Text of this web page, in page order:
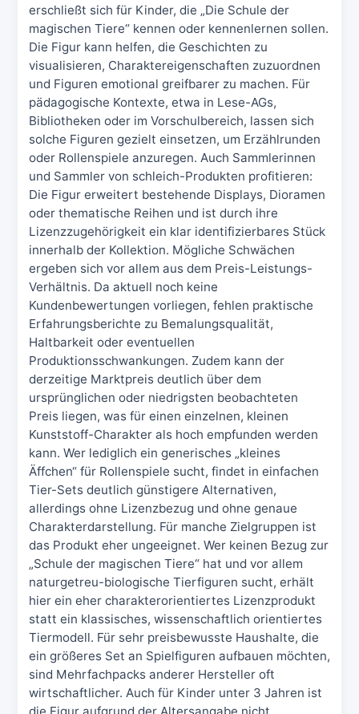
erschließt sich für Kinder, die „Die Schule der
magischen Tiere“ kennen oder kennenlernen sollen.
Die Figur kann helfen, die Geschichten zu
visualisieren, Charaktereigenschaften zuzuordnen
und Figuren emotional greifbarer zu machen. Für
pädagogische Kontexte, etwa in Lese-AGs,
Bibliotheken oder im Vorschulbereich, lassen sich
solche Figuren gezielt einsetzen, um Erzählrunden
oder Rollenspiele anzuregen. Auch Sammlerinnen
und Sammler von schleich-Produkten profitieren:
Die Figur erweitert bestehende Displays, Dioramen
oder thematische Reihen und ist durch ihre
Lizenzzugehörigkeit ein klar identifizierbares Stück
innerhalb der Kollektion. Mögliche Schwächen
ergeben sich vor allem aus dem Preis-Leistungs-
Verhältnis. Da aktuell noch keine
Kundenbewertungen vorliegen, fehlen praktische
Erfahrungsberichte zu Bemalungsqualität,
Haltbarkeit oder eventuellen
Produktionsschwankungen. Zudem kann der
derzeitige Marktpreis deutlich über dem
ursprünglichen oder niedrigsten beobachteten
Preis liegen, was für einen einzelnen, kleinen
Kunststoff-Charakter als hoch empfunden werden
kann. Wer lediglich ein generisches „kleines
Äffchen“ für Rollenspiele sucht, findet in einfachen
Tier-Sets deutlich günstigere Alternativen,
allerdings ohne Lizenzbezug und ohne genaue
Charakterdarstellung. Für manche Zielgruppen ist
das Produkt eher ungeeignet. Wer keinen Bezug zur
„Schule der magischen Tiere“ hat und vor allem
naturgetreu-biologische Tierfiguren sucht, erhält
hier ein eher charakterorientiertes Lizenzprodukt
statt ein klassisches, wissenschaftlich orientiertes
Tiermodell. Für sehr preisbewusste Haushalte, die
ein größeres Set an Spielfiguren aufbauen möchten,
sind Mehrfachpacks anderer Hersteller oft
wirtschaftlicher. Auch für Kinder unter 3 Jahren ist